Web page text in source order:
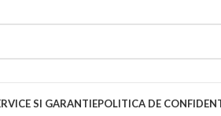
SI GARANTIEPOLITICA DE